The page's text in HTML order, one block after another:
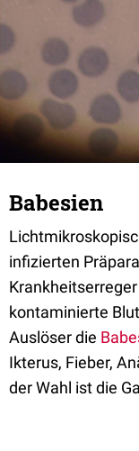
Babesien
infizierten
kontaminierte
Auslöser die
Ikterus, Fieber,
der Wahl ist die